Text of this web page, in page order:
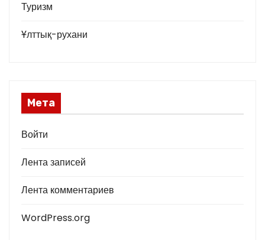
Туризм
Ұлттық-рухани
Мета
Войти
Лента записей
Лента комментариев
WordPress.org